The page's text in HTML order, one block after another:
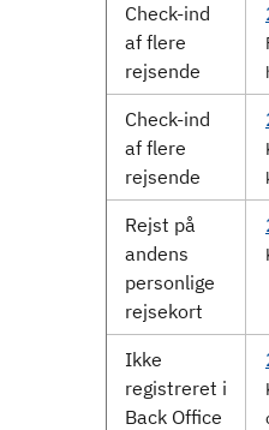
Check-ind
af flere
rejsende
Check-ind
af flere
rejsende
Rejst på
andens
personlige
rejsekort
Ikke
registreret i
Back Office